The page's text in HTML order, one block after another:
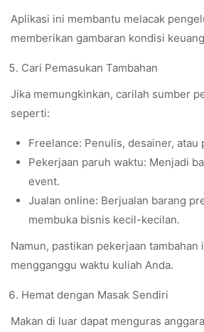
Aplikasi ini membantu melacak
memberikan gambaran kondisi
Cari Pemasukan Tambahan
Jika memungkinkan, carilah sumber
seperti:
Freelance: Penulis, desainer, atau
Pekerjaan paruh waktu: Menjadi
event.
Jualan online: Berjualan barang
membuka bisnis kecil-kecilan.
Namun, pastikan pekerjaan tambahan
mengganggu waktu kuliah Anda.
Hemat dengan Masak Sendiri
Makan di luar dapat menguras